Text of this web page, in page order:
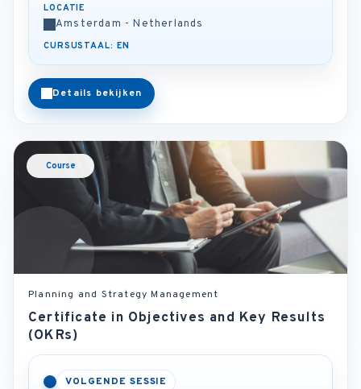
LOCATIE
Amsterdam - Netherlands
CURSUSTAAL: EN
Details bekijken
Course
Planning and Strategy Management
Certificate in Objectives and Key Results
(OKRs)
VOLGENDE SESSIE